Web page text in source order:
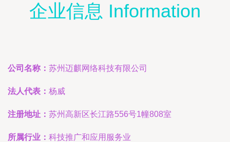
企业信息 Information
公司名称： 苏州迈麒网络科技有限公司
法人代表： 杨威
注册地址： 苏州高新区长江路556号1幢808室
所属行业： 科技推广和应用服务业